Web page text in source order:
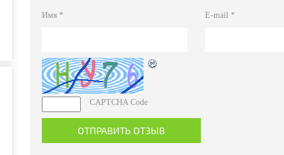
Имя * E-mail *
CAPTCHA Code